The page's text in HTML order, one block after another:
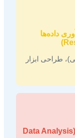
داده‌ها
طراحی ابزار
گام چهارم: تحلیل داده‌ها و تفسیر نتایج (Data Analysis